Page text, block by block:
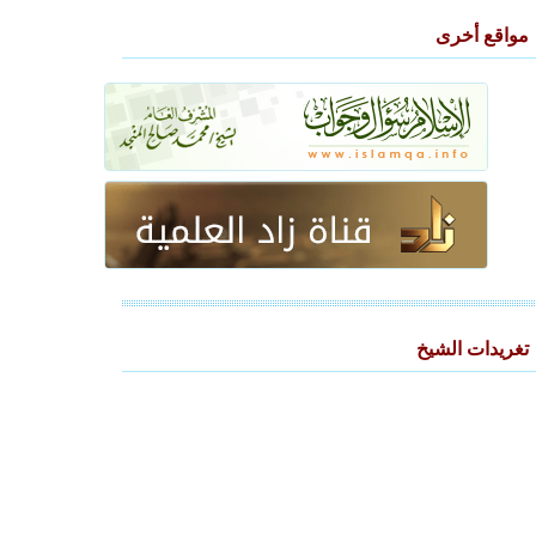
مواقع أخرى
تغريدات الشيخ